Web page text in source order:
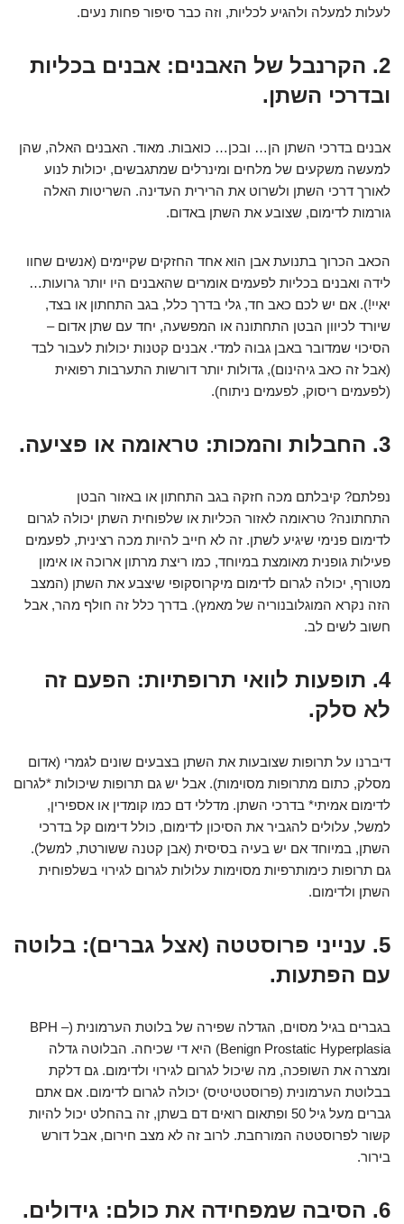
לעלות למעלה ולהגיע לכליות, וזה כבר סיפור פחות נעים.
2. הקרנבל של האבנים: אבנים בכליות
ובדרכי השתן.
אבנים בדרכי השתן הן… ובכן… כואבות. מאוד. האבנים האלה, שהן
למעשה משקעים של מלחים ומינרלים שמתגבשים, יכולות לנוע
לאורך דרכי השתן ולשרוט את הרירית העדינה. השריטות האלה
גורמות לדימום, שצובע את השתן באדום.
הכאב הכרוך בתנועת אבן הוא אחד החזקים שקיימים (אנשים שחוו
לידה ואבנים בכליות לפעמים אומרים שהאבנים היו יותר גרועות…
יאיי!). אם יש לכם כאב חד, גלי בדרך כלל, בגב התחתון או בצד,
שיורד לכיוון הבטן התחתונה או המפשעה, יחד עם שתן אדום –
הסיכוי שמדובר באבן גבוה למדי. אבנים קטנות יכולות לעבור לבד
(אבל זה כאב גיהינום), גדולות יותר דורשות התערבות רפואית
(לפעמים ריסוק, לפעמים ניתוח).
3. החבלות והמכות: טראומה או פציעה.
נפלתם? קיבלתם מכה חזקה בגב התחתון או באזור הבטן
התחתונה? טראומה לאזור הכליות או שלפוחית השתן יכולה לגרום
לדימום פנימי שיגיע לשתן. זה לא חייב להיות מכה רצינית, לפעמים
פעילות גופנית מאומצת במיוחד, כמו ריצת מרתון ארוכה או אימון
מטורף, יכולה לגרום לדימום מיקרוסקופי שיצבע את השתן (המצב
הזה נקרא המוגלובנוריה של מאמץ). בדרך כלל זה חולף מהר, אבל
חשוב לשים לב.
4. תופעות לוואי תרופתיות: הפעם זה
לא סלק.
דיברנו על תרופות שצובעות את השתן בצבעים שונים לגמרי (אדום
מסלק, כתום מתרופות מסוימות). אבל יש גם תרופות שיכולות *לגרום
לדימום אמיתי* בדרכי השתן. מדללי דם כמו קומדין או אספירין,
למשל, עלולים להגביר את הסיכון לדימום, כולל דימום קל בדרכי
השתן, במיוחד אם יש בעיה בסיסית (אבן קטנה ששורטת, למשל).
גם תרופות כימותרפיות מסוימות עלולות לגרום לגירוי בשלפוחית
השתן ולדימום.
5. ענייני פרוסטטה (אצל גברים): בלוטה
עם הפתעות.
בגברים בגיל מסוים, הגדלה שפירה של בלוטת הערמונית (BPH –
Benign Prostatic Hyperplasia) היא די שכיחה. הבלוטה גדלה
ומצרה את השופכה, מה שיכול לגרום לגירוי ולדימום. גם דלקת
בבלוטת הערמונית (פרוסטטיטיס) יכולה לגרום לדימום. אם אתם
גברים מעל גיל 50 ופתאום רואים דם בשתן, זה בהחלט יכול להיות
קשור לפרוסטטה המורחבת. לרוב זה לא מצב חירום, אבל דורש
בירור.
6. הסיבה שמפחידה את כולם: גידולים.